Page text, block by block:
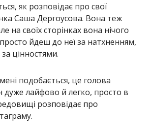
як розповідає про свої
Саша Дергоусова. Вона теж
на своїх сторінках вона нічого
йдеш до неї за натхненням,
цінностями.
подобається, це голова
дуже лайфово й легко, просто в
розповідає про